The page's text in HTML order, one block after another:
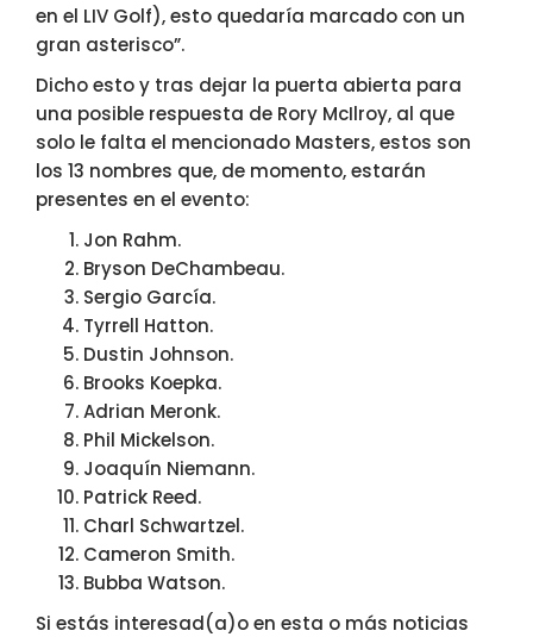
en el LIV Golf), esto quedaría marcado con un
gran asterisco”.
Dicho esto y tras dejar la puerta abierta para
una posible respuesta de Rory McIlroy, al que
solo le falta el mencionado Masters, estos son
los 13 nombres que, de momento, estarán
presentes en el evento:
Jon Rahm.
Bryson DeChambeau.
Sergio García.
Tyrrell Hatton.
Dustin Johnson.
Brooks Koepka.
Adrian Meronk.
Phil Mickelson.
Joaquín Niemann.
Patrick Reed.
Charl Schwartzel.
Cameron Smith.
Bubba Watson.
Si estás interesad(a)o en esta o más noticias